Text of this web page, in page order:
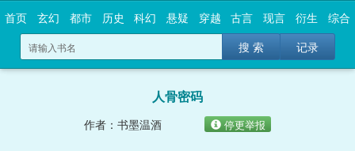
首页 玄幻 都市 历史 科幻 悬疑 穿越 古言 现言 衍生
综合
搜 索
记录
人骨密码
作者：书墨温酒 停更举报